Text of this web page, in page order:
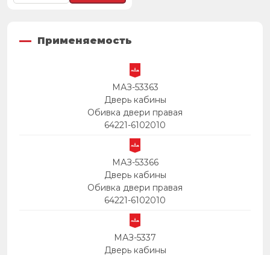
Применяемость
МАЗ-53363
Дверь кабины
Обивка двери правая
64221-6102010
МАЗ-53366
Дверь кабины
Обивка двери правая
64221-6102010
МАЗ-5337
Дверь кабины